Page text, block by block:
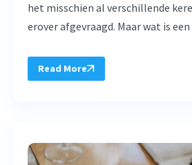
het misschien al verschillende
erover afgevraagd. Maar wat is
Read More